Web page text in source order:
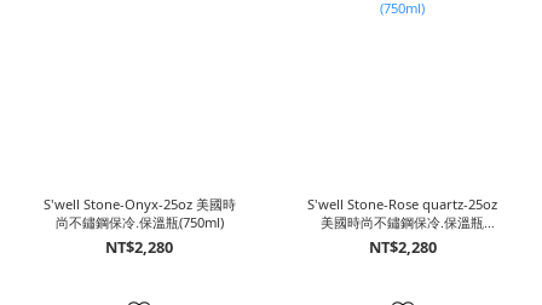
S'well Stone-Onyx-25oz 美國時
尚不鏽鋼保冷.保溫瓶(750ml)
NT$2,280
S'well Stone-Rose quartz-25oz
美國時尚不鏽鋼保冷.保溫瓶
(750ml)
NT$2,280